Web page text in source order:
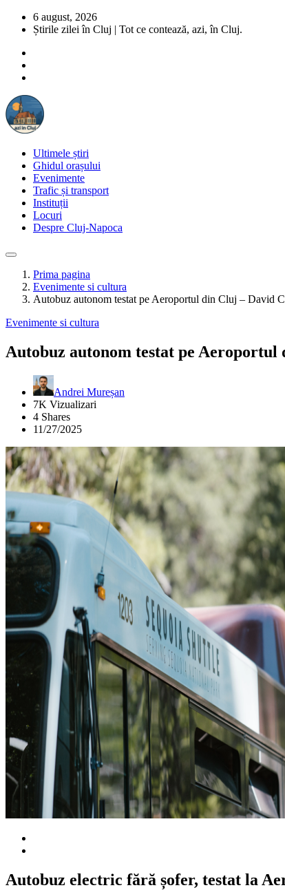
6 august, 2026
Știrile zilei în Cluj | Tot ce contează, azi, în Cluj.
Ultimele știri
Ghidul orașului
Evenimente
Trafic și transport
Instituții
Locuri
Despre Cluj-Napoca
Prima pagina
Evenimente si cultura
Autobuz autonom testat pe Aeroportul din Cluj – David
Evenimente si cultura
Autobuz autonom testat pe
Andrei Mureșan
7K Vizualizari
4 Shares
11/27/2025
Autobuz electric fără șofer, testat la